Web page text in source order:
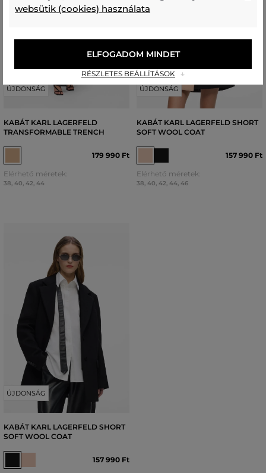
ÚJDONSÁG
KABÁT KARL LAGERFELD
TRANSFORMABLE TRENCH
179 990 Ft
Elérhető méretek:
38, 40, 42, 44
ÚJDONSÁG
KABÁT KARL LAGERFELD SHORT
SOFT WOOL COAT
157 990 Ft
Elérhető méretek:
38, 40, 42, 44, 46
ÚJDONSÁG
KABÁT KARL LAGERFELD SHORT
SOFT WOOL COAT
157 990 Ft
websütik (cookies) használata
RÉSZLETES BEÁLLÍTÁSOK
ELFOGADOM MINDET